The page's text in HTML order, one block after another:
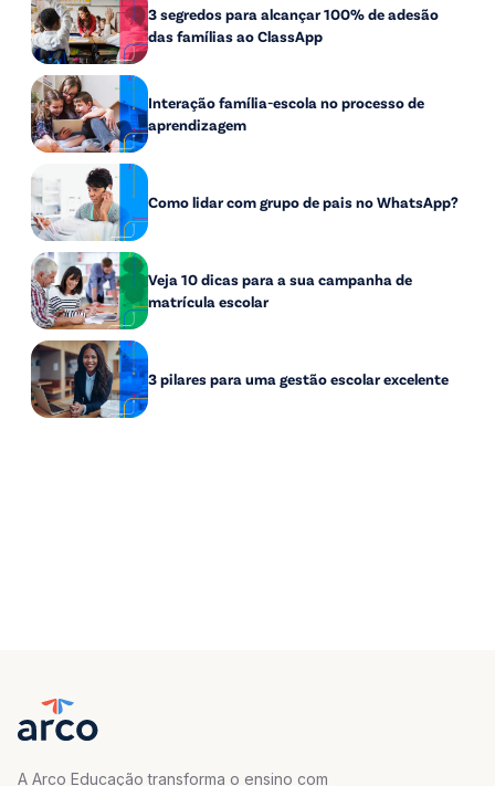
3 segredos para alcançar 100% de adesão
das famílias ao ClassApp
Interação família-escola no processo de
aprendizagem
Como lidar com grupo de pais no WhatsApp?
Veja 10 dicas para a sua campanha de
matrícula escolar
3 pilares para uma gestão escolar excelente
A Arco Educação transforma o ensino com